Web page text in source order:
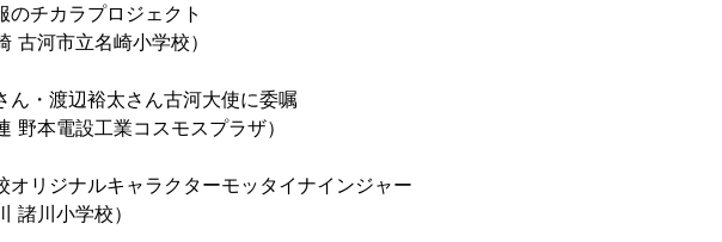
チカラプロジェクト
古河市立名崎小学校）
・渡辺裕太さん古河大使に委嘱
野本電設工業コスモスプラザ）
リジナルキャラクターモッタイナインジャー
諸川小学校）